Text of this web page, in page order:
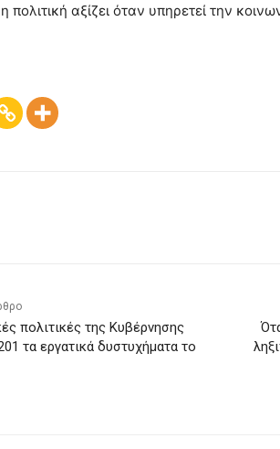
πολιτική αξίζει όταν υπηρετεί την
πολιτικές της Κυβέρνησης
τα εργατικά δυστυχήματα το